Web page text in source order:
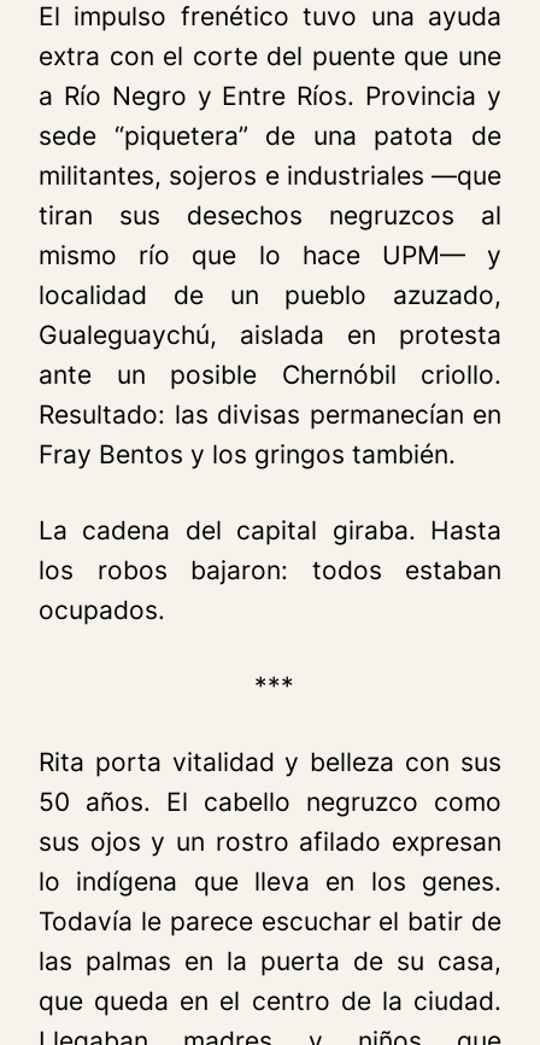
El impulso frenético tuvo una ayuda
extra con el corte del puente que une
a Río Negro y Entre Ríos. Provincia y
sede “piquetera” de una patota de
militantes, sojeros e industriales —que
tiran sus desechos negruzcos al
mismo río que lo hace UPM— y
localidad de un pueblo azuzado,
Gualeguaychú, aislada en protesta
ante un posible Chernóbil criollo.
Resultado: las divisas permanecían en
Fray Bentos y los gringos también.
La cadena del capital giraba. Hasta
los robos bajaron: todos estaban
ocupados.
***
Rita porta vitalidad y belleza con sus
50 años. El cabello negruzco como
sus ojos y un rostro afilado expresan
lo indígena que lleva en los genes.
Todavía le parece escuchar el batir de
las palmas en la puerta de su casa,
que queda en el centro de la ciudad.